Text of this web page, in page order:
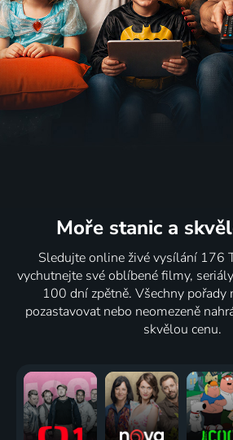
Moře stanic a
Sledujte online živé vysílání 176
vychutnejte své oblíbené filmy,
100 dní zpětně. Všechny pořady
pozastavovat nebo neomezeně
skvělou cenu.